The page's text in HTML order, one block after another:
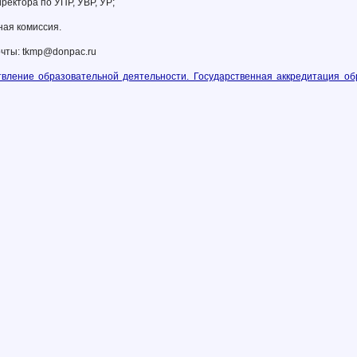
по УПР, УВР, УР;
комиссия.
tkmp@donpac.ru
образовательной деятельности. Государственная аккредитация